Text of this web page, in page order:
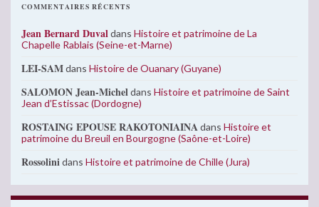
COMMENTAIRES RÉCENTS
Jean Bernard Duvaldans Histoire et patrimoine de La
Chapelle Rablais (Seine-et-Marne)
LEI-SAMdans Histoire de Ouanary (Guyane)
SALOMON Jean-Micheldans Histoire et patrimoine de Saint
Jean d’Estissac (Dordogne)
ROSTAING EPOUSE RAKOTONIAINAdans Histoire et
patrimoine du Breuil en Bourgogne (Saône-et-Loire)
Rossolinidans Histoire et patrimoine de Chille (Jura)